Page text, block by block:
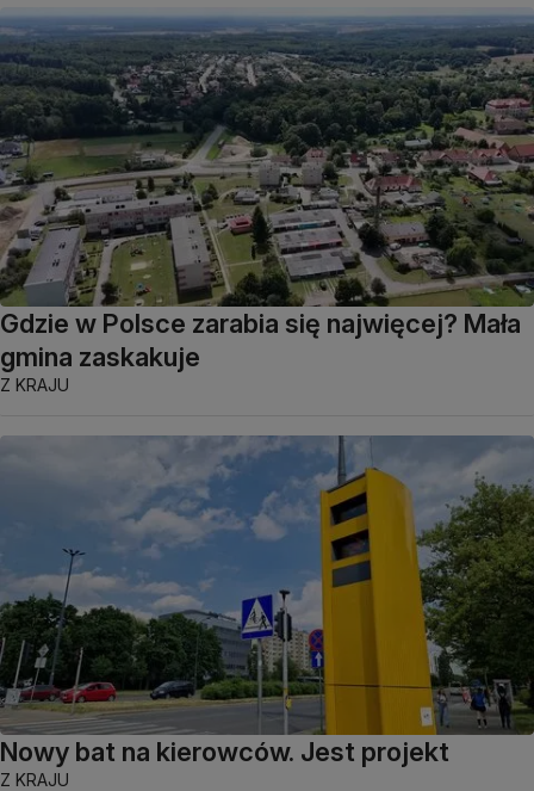
Gdzie w Polsce zarabia się najwięcej? Mała
gmina zaskakuje
Z KRAJU
Nowy bat na kierowców. Jest projekt
Z KRAJU